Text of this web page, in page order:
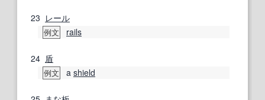
23 レール
例文 rails
24 盾
例文 a shield